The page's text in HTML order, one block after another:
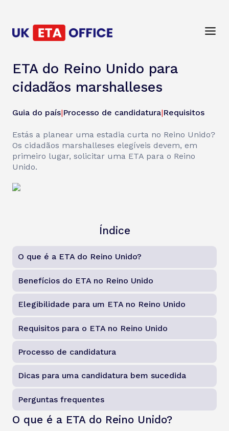
ETA do Reino Unido para
cidadãos marshalleses
Guia do país|Processo de candidatura|Requisitos
Estás a planear uma estadia curta no Reino Unido?
Os cidadãos marshalleses elegíveis devem, em
primeiro lugar, solicitar uma ETA para o Reino
Unido.
Índice
O que é a ETA do Reino Unido?
Benefícios do ETA no Reino Unido
Elegibilidade para um ETA no Reino Unido
Requisitos para o ETA no Reino Unido
Processo de candidatura
Dicas para uma candidatura bem sucedida
Perguntas frequentes
O que é a ETA do Reino Unido?